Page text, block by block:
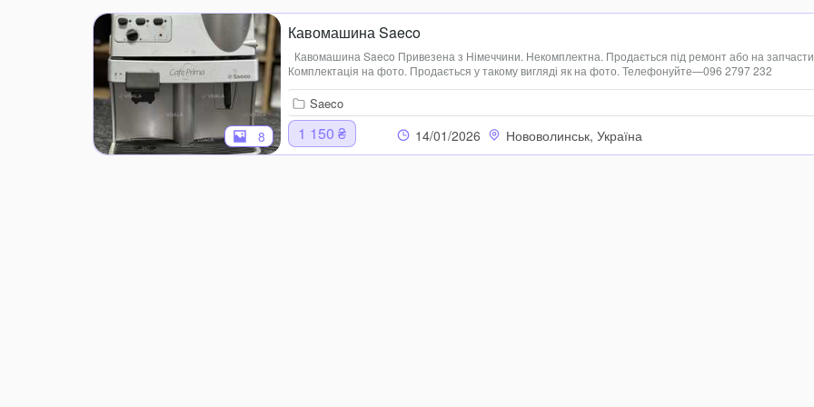
8
Кавомашина Saeco
Кавомашина Saeco Привезена з Німеччини. Некомплектна. Продається під ремонт або на
Комплектація на фото. Продається у такому вигляді як на фото. Телефонуйте—096 2797 232
Saeco
1 150 ₴ 14/01/2026 Нововолинськ, Україна